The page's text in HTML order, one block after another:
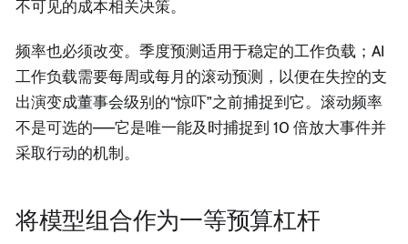
不可见的成本相关决策。
频率也必须改变。季度预测适用于稳定的工作负载；AI
工作负载需要每周或每月的滚动预测，以便在失控的支
出演变成董事会级别的“惊吓”之前捕捉到它。滚动频率
不是可选的——它是唯一能及时捕捉到 10 倍放大事件并
采取行动的机制。
将模型组合作为一等预算杠杆